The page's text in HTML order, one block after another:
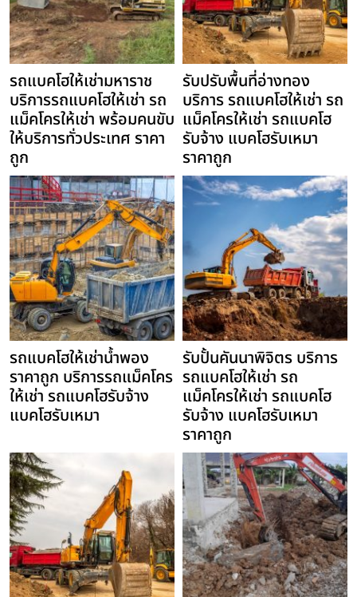
รถแบคโฮให้เช่ามหาราช
บริการรถแบคโฮให้เช่า รถ
แม็คโครให้เช่า พร้อมคนขับ
ให้บริการทั่วประเทศ ราคา
ถูก
รับปรับพื้นที่อ่างทอง
บริการ รถแบคโฮให้เช่า รถ
แม็คโครให้เช่า รถแบคโฮ
รับจ้าง แบคโฮรับเหมา
ราคาถูก
รถแบคโฮให้เช่าน้ำพอง
ราคาถูก บริการรถแม็คโคร
ให้เช่า รถแบคโฮรับจ้าง
แบคโฮรับเหมา
รับปั้นคันนาพิจิตร บริการ
รถแบคโฮให้เช่า รถ
แม็คโครให้เช่า รถแบคโฮ
รับจ้าง แบคโฮรับเหมา
ราคาถูก